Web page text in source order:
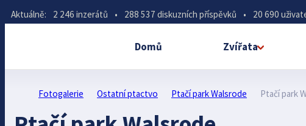
Aktuálně: 2 246 inzerátů • 288 537 diskuzních příspěvků • 20 690
Domů Zvířata
Fotogalerie Ostatní ptactvo Ptačí park Walsrode Ptačí park